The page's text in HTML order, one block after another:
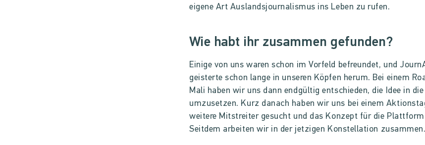
eigene Art Auslandsjournalismus ins Leben zu rufen.
Wie habt ihr zusammen gefunden?
Einige von uns waren schon im Vorfeld befreundet, und
geisterte schon lange in unseren Köpfen herum. Bei einem
Mali haben wir uns dann endgültig entschieden, die Idee in
umzusetzen. Kurz danach haben wir uns bei einem
weitere Mitstreiter gesucht und das Konzept für die
Seitdem arbeiten wir in der jetzigen Konstellation zusammen.